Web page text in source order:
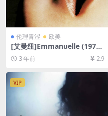
伦理青涩 欧美
[艾曼纽]Emmanuelle (1974)
[百度网盘+夸克网盘1080P超
清未删减资源][网盘在线播放/
下载][MP4/5.9GB][中文字幕]
[视频文件+防和谐加密压缩包]
3 年前 2.9
VIP